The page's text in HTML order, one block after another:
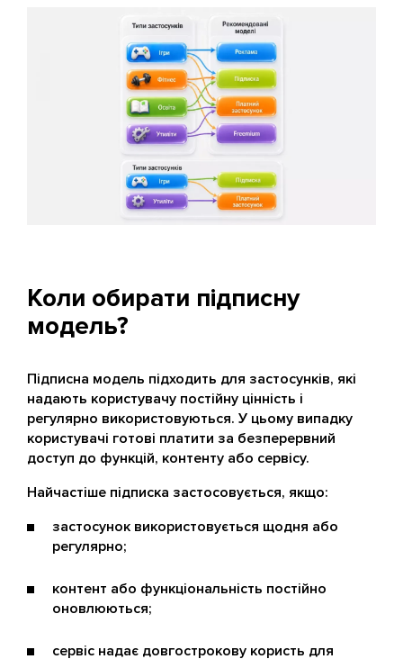
Коли обирати підписну
модель?
Підписна модель підходить для застосунків, які
надають користувачу постійну цінність і
регулярно використовуються. У цьому випадку
користувачі готові платити за безперервний
доступ до функцій, контенту або сервісу.
Найчастіше підписка застосовується, якщо:
застосунок використовується щодня або
регулярно;
контент або функціональність постійно
оновлюються;
сервіс надає довгострокову користь для